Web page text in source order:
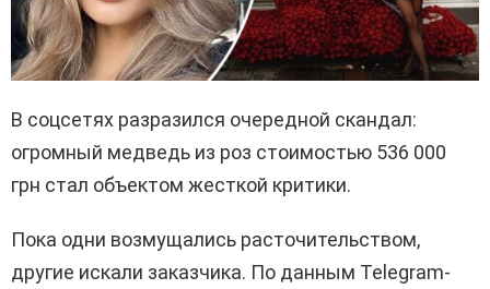
В соцсетях разразился очередной скандал:
огромный медведь из роз стоимостью 536 000
грн стал объектом жесткой критики.
Пока одни возмущались расточительством,
другие искали заказчика. По данным Telegram-